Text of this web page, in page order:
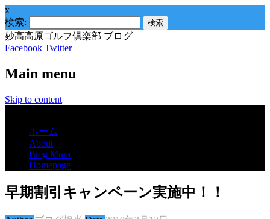
x
検索:
妙高高原ゴルフ倶楽部 ブログ
Facebook Twitter
Main menu
Skip to content
ホーム
About
Blog Mura
Homepage
早期割引キャンペーン実施中！！